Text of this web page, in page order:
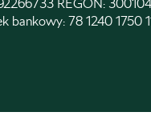
REGON:
bankowy: 78 1240 1750